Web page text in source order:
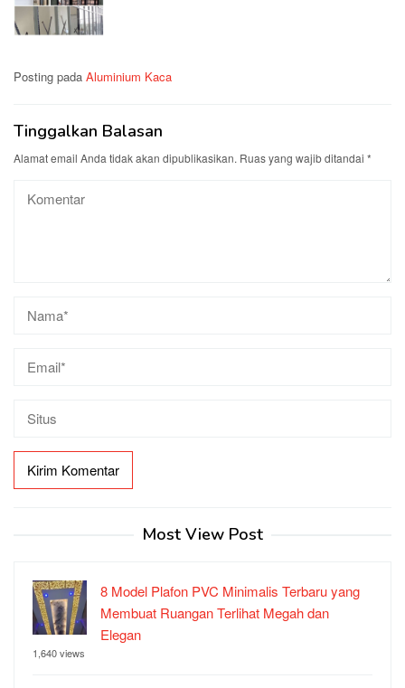
Posting pada Aluminium Kaca
Tinggalkan Balasan
Alamat email Anda tidak akan dipublikasikan. Ruas yang wajib ditandai *
Most View Post
8 Model Plafon PVC Minimalis Terbaru yang
Membuat Ruangan Terlihat Megah dan
Elegan
1,640 views